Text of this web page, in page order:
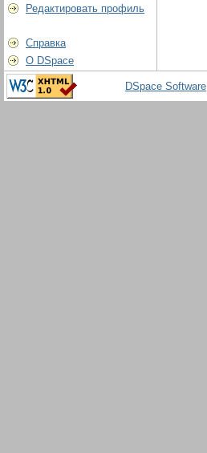
Редактировать профиль
Справка
О DSpace
DSpace Software